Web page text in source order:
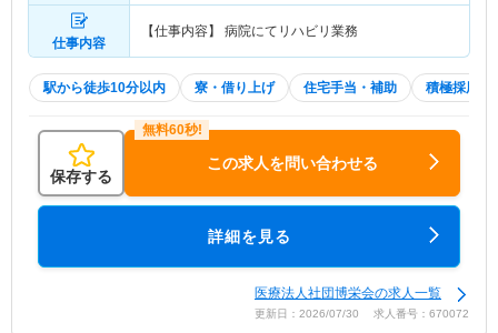
仕事内容
【仕事内容】 病院にてリハビリ業務
駅から徒歩10分以内 寮・借り上げ 住宅手当・補助 積極採用中
保存する
この求人を問い合わせる
詳細を見る
医療法人社団博栄会の求人一覧
更新日：2026/07/30 求人番号：670072